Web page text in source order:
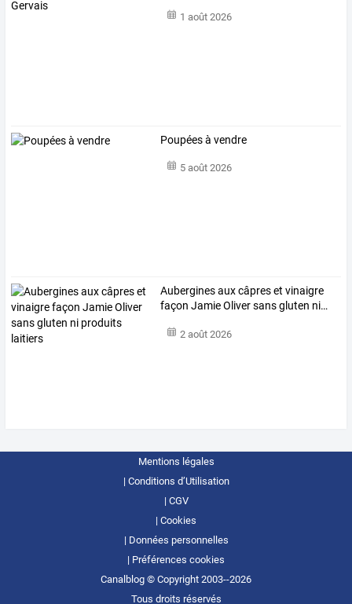
1 août 2026
Poupées à vendre
5 août 2026
Auberginesauxcâpreset vinaigre
façon JamieOliversansgluten ni…
2 août 2026
Mentions légales
Conditions d’Utilisation
CGV
Cookies
Données personnelles
Préférences cookies
Canalblog © Copyright 2003--2026
Tous droits réservés